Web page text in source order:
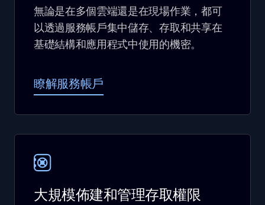
無論是在多個雲端還是在現場作業，都可
以透過服務帳戶集中儲存、存取和共享在
基礎結構和應用程式中使用的機密。
瞭解服務帳戶
大規模佈建和管理存取權限